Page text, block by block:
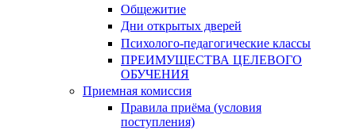
Общежитие
Дни открытых дверей
Психолого-педагогические классы
ПРЕИМУЩЕСТВА ЦЕЛЕВОГО
ОБУЧЕНИЯ
Приемная комиссия
Правила приёма (условия
поступления)